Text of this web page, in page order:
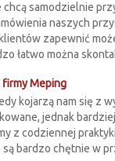
samodzielnie
naszych
zapewnić
łatwo można
Meping
kojarzą nam się z
jednak
z codziennej
bardzo chętnie w